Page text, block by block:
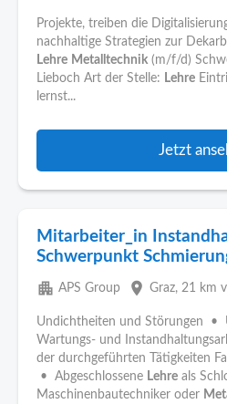
Projekte, treiben die
nachhaltige Strategien zur
Lehre Metalltechnik (m/f/d)
Lieboch Art der Stelle: Lehre
lernst...
Jetzt
Mitarbeiter_in
Schwerpunkt
apartment APS Group place Graz, 21 km
Undichtheiten und Störungen •
Wartungs- und
der durchgeführten Tätigkeiten
• Abgeschlossene Lehre als
Maschinenbautechniker oder